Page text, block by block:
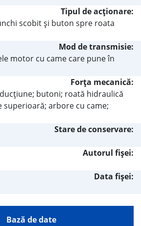
Tipul de acţionare:
scobit şi buton spre roata
Mod de transmisie:
motor cu came care pune în
Forţa mecanică:
butoni; roată hidraulică
superioară; arbore cu came;
Stare de conservare:
Autorul fişei:
Data fișei:
Bază de date